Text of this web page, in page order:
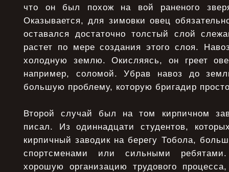
что он был похож на вой раненого
Оказывается, для зимовки овец
оставался достаточно толстый слой
растет по мере создания этого слоя.
холодную землю. Окисляясь, он греет
например, соломой. Убрав навоз до
большую проблему, которую бригадир
Второй случай был на том кирпичном
писал. Из одиннадцати студентов,
кирпичный заводик на берегу Тобола,
спортсменами или сильными
хорошую организацию трудового